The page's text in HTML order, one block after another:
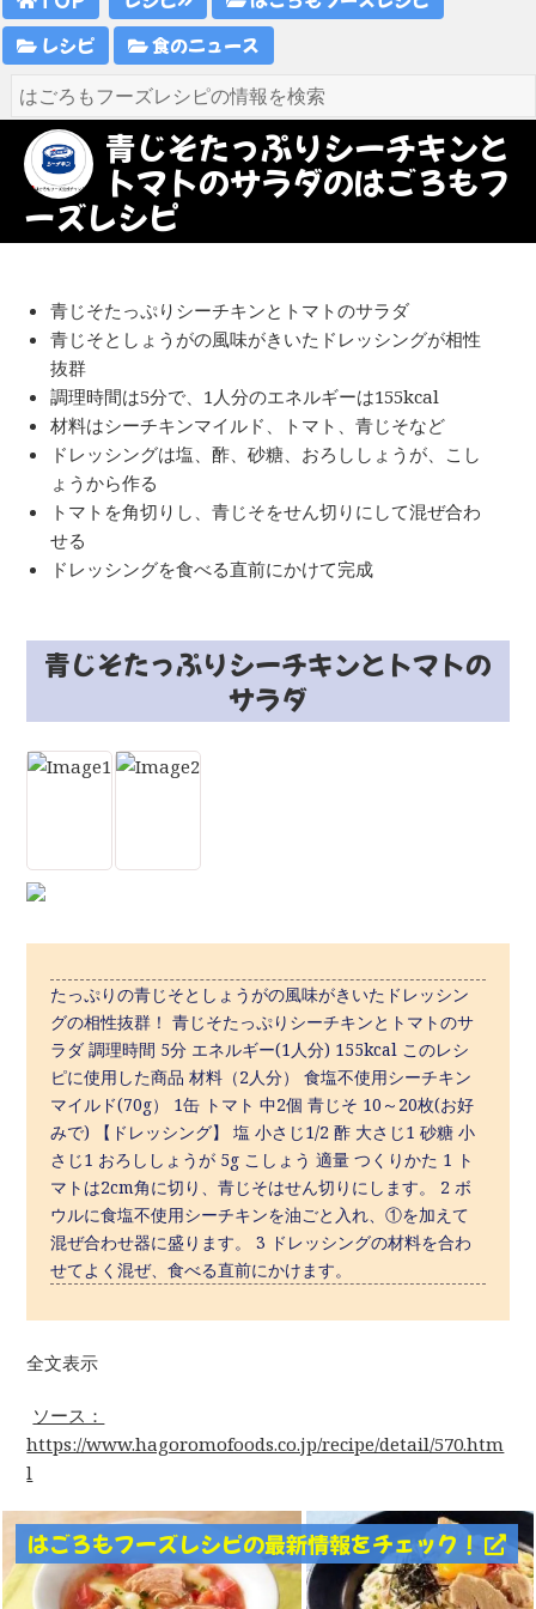
レシピ
食のニュース
青じそたっぷりシーチキンと
トマトのサラダのはごろもフ
ーズレシピ
青じそたっぷりシーチキンとトマトのサラダ
青じそとしょうがの風味がきいたドレッシングが相性
抜群
調理時間は5分で、1人分のエネルギーは155kcal
材料はシーチキンマイルド、トマト、青じそなど
ドレッシングは塩、酢、砂糖、おろししょうが、こし
ょうから作る
トマトを角切りし、青じそをせん切りにして混ぜ合わ
せる
ドレッシングを食べる直前にかけて完成
青じそたっぷりシーチキンとトマトの
サラダ
たっぷりの青じそとしょうがの風味がきいたドレッシン
グの相性抜群！ 青じそたっぷりシーチキンとトマトのサ
ラダ 調理時間 5分 エネルギー(1人分) 155kcal このレシ
ピに使用した商品 材料（2人分） 食塩不使用シーチキン
マイルド(70g） 1缶 トマト 中2個 青じそ 10～20枚(お好
みで) 【ドレッシング】 塩 小さじ1/2 酢 大さじ1 砂糖 小
さじ1 おろししょうが 5g こしょう 適量 つくりかた 1 ト
マトは2cm角に切り、青じそはせん切りにします。 2 ボ
ウルに食塩不使用シーチキンを油ごと入れ、①を加えて
混ぜ合わせ器に盛ります。 3 ドレッシングの材料を合わ
せてよく混ぜ、食べる直前にかけます。
全文表示
ソース：
https://www.hagoromofoods.co.jp/recipe/detail/570.htm
l
はごろもフーズレシピの最新情報をチェック！